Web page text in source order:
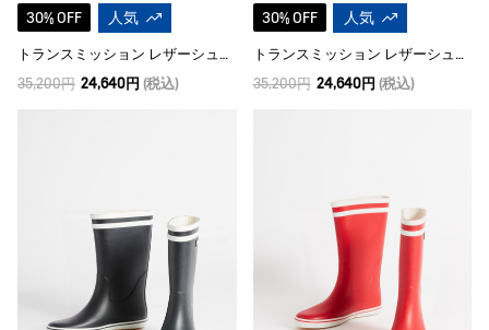
30% OFF 人気
トランスミッション レザーシューズ
35,200円 24,640円 (税込)
30% OFF 人気
トランスミッション レザーシューズ
35,200円 24,640円 (税込)